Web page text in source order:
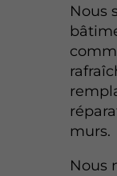
Nous
murs.
Nous